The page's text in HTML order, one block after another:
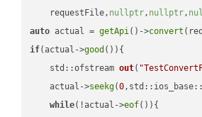
    requestFile,
nullptr, nullptr,
auto actual = getApi()->convert
if(actual->good ()){
std::ofstream out(
    actual->
seekg(0
while(!actual->eof()){